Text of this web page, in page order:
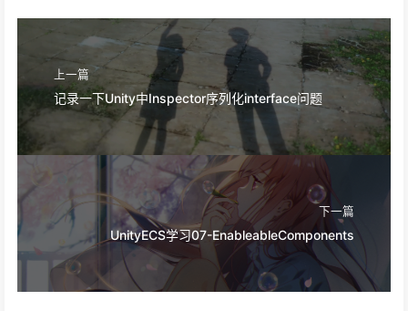
上一篇
记录一下Unity中Inspector序列化interface问题
下一篇
UnityECS学习07-EnableableComponents